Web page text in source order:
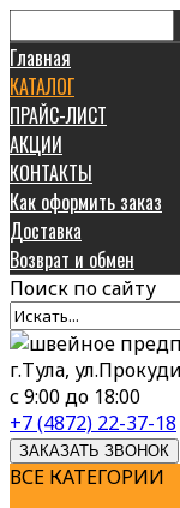
Главная
КАТАЛОГ
ПРАЙС-ЛИСТ
АКЦИИ
КОНТАКТЫ
Как оформить заказ
Доставка
Возврат и обмен
Поиск по сайту
г.Тула,
с 9:00 до 18:00
+7 (4872) 22-37-18
ЗАКАЗАТЬ ЗВОНОК
ВСЕ КАТЕГОРИИ